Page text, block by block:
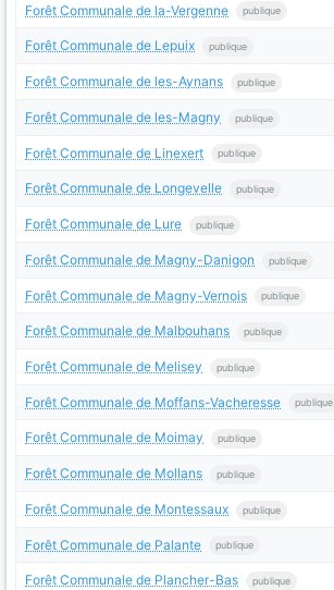
Forêt Communale de la-Vergenne publique
Forêt Communale de Lepuix publique
Forêt Communale de les-Aynans publique
Forêt Communale de les-Magny publique
Forêt Communale de Linexert publique
Forêt Communale de Longevelle publique
Forêt Communale de Lure publique
Forêt Communale de Magny-Danigon publique
Forêt Communale de Magny-Vernois publique
Forêt Communale de Malbouhans publique
Forêt Communale de Melisey publique
Forêt Communale de Moffans-Vacheresse publique
Forêt Communale de Moimay publique
Forêt Communale de Mollans publique
Forêt Communale de Montessaux publique
Forêt Communale de Palante publique
Forêt Communale de Plancher-Bas publique